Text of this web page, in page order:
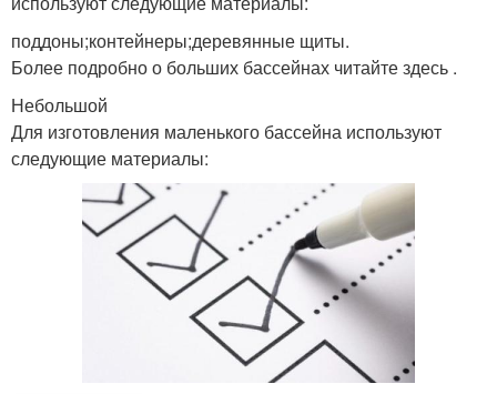
поддоны;контейнеры;деревянные щиты.
Более подробно о больших бассейнах читайте здесь .
Небольшой
Для изготовления маленького бассейна используют
следующие материалы: